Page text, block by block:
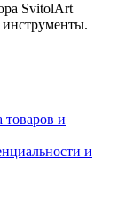
SvitolArt
инструменты.
товаров и
и